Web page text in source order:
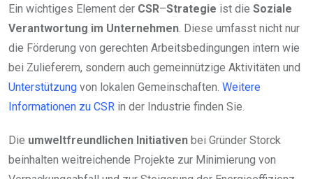
Ein wichtiges Element der CSR–Strategie ist die Soziale
Verantwortung im Unternehmen. Diese umfasst nicht nur
die Förderung von gerechten Arbeitsbedingungen intern wie
bei Zulieferern, sondern auch gemeinnützige Aktivitäten und
Unterstützung von lokalen Gemeinschaften. Weitere
Informationen zu CSR in der Industrie finden Sie.
Die umweltfreundlichen Initiativen bei Gründer Storck
beinhalten weitreichende Projekte zur Minimierung von